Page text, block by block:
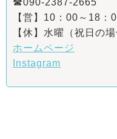
【営】10：00～18：
【休】水曜（祝日の
ホームページ
Instagram